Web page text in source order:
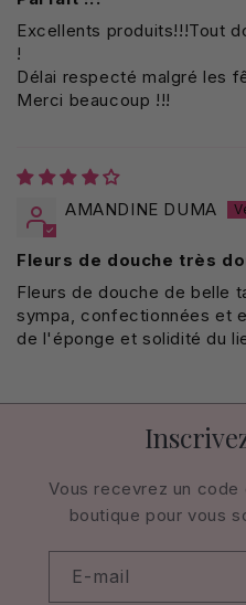
Excellents produits!!!Tout
!
Délai respecté malgré les
Merci beaucoup !!!
AMANDINE DUMA
Fleurs de douche très
Fleurs de douche de belle
sympa, confectionnées et
de l'éponge et solidité du
Vous recevrez un
boutique pour vous
E-mail